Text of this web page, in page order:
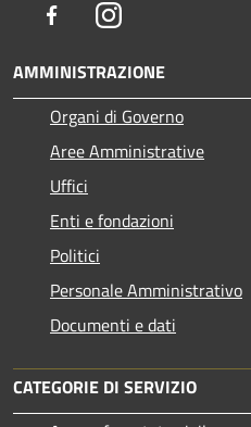
FacebookInstagram
AMMINISTRAZIONE
Organi di Governo
Aree Amministrative
Uffici
Enti e fondazioni
Politici
Personale Amministrativo
Documenti e dati
CATEGORIE DI SERVIZIO